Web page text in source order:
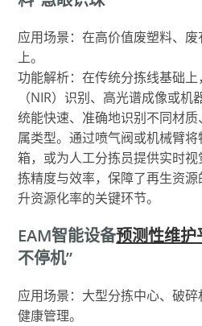
应用场景：在高价值废塑料、
上。
功能解析：在传统分拣线基础
（NIR）识别、高光谱成像或
统能快速、准确地识别不同材
属类型。通过喷气阀或机械臂
箱，或为人工分拣员提供实时
拣精度与效率，保障了再生资
升资源化率的关键环节。
EAM智能设备预测性维护
不停机”
应用场景：大型分拣中心、破
健康管理。